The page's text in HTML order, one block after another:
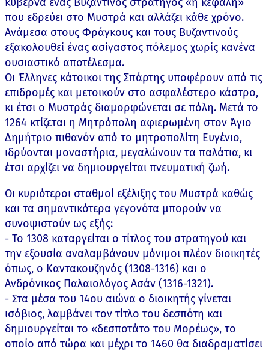
που εδρεύει στο Μυστρά και αλλάζει κάθε χρόνο.
Ανάμεσα στους Φράγκους και τους Βυζαντινούς
εξακολουθεί ένας ασίγαστος πόλεμος χωρίς κανένα
ουσιαστικό αποτέλεσμα.
Οι Έλληνες κάτοικοι της Σπάρτης υποφέρουν από τις
επιδρομές και μετοικούν στο ασφαλέστερο κάστρο,
κι έτσι ο Μυστράς διαμορφώνεται σε πόλη. Μετά το
1264 κτίζεται η Μητρόπολη αφιερωμένη στον Άγιο
Δημήτριο πιθανόν από το μητροπολίτη Ευγένιο,
ιδρύονται μοναστήρια, μεγαλώνουν τα παλάτια, κι
έτσι αρχίζει να δημιουργείται πνευματική ζωή.
Οι κυριότεροι σταθμοί εξέλιξης του Μυστρά καθώς
και τα σημαντικότερα γεγονότα μπορούν να
συνοψιστούν ως εξής:
- Το 1308 καταργείται ο τίτλος του στρατηγού και
την εξουσία αναλαμβάνουν μόνιμοι πλέον διοικητές
όπως, ο Καντακουζηνός (1308-1316) και ο
Ανδρόνικος Παλαιολόγος Ασάν (1316-1321).
- Στα μέσα του 14ου αιώνα ο διοικητής γίνεται
ισόβιος, λαμβάνει τον τίτλο του δεσπότη και
δημιουργείται το «δεσποτάτο του Μορέως», το
οποίο από τώρα και μέχρι το 1460 θα διαδραματίσει